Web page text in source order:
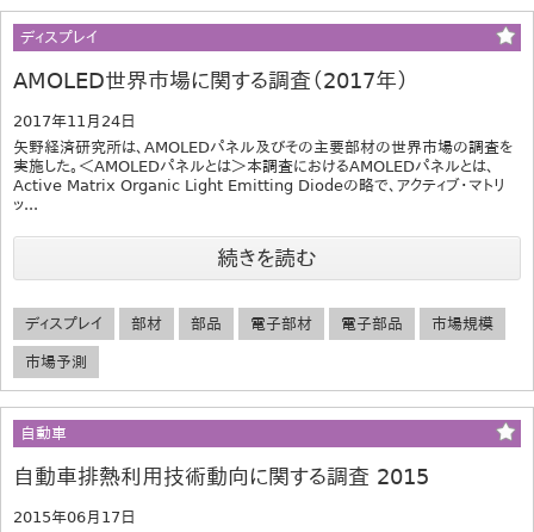
ディスプレイ
AMOLED世界市場に関する調査（2017年）
2017年11月24日
矢野経済研究所は、AMOLEDパネル及びその主要部材の世界市場の調査を
実施した。＜AMOLEDパネルとは＞本調査におけるAMOLEDパネルとは、
Active Matrix Organic Light Emitting Diodeの略で、アクティブ・マトリ
ッ...
続きを読む
ディスプレイ 部材 部品 電子部材 電子部品 市場規模
市場予測
自動車
自動車排熱利用技術動向に関する調査 2015
2015年06月17日